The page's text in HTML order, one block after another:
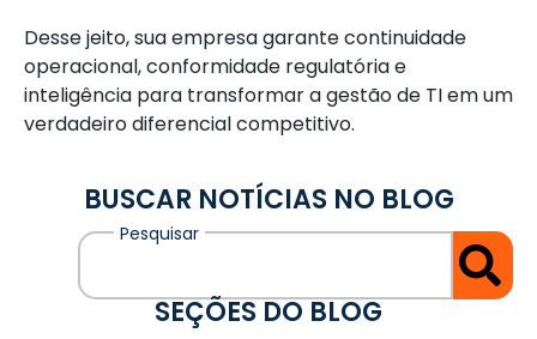
Desse jeito, sua empresa garante continuidade
operacional, conformidade regulatória e
inteligência para transformar a gestão de TI em um
verdadeiro diferencial competitivo.
BUSCAR NOTÍCIAS NO BLOG
SEÇÕES DO BLOG